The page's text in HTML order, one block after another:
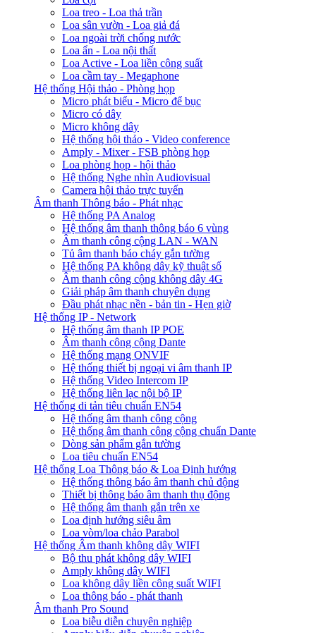
Loa treo - Loa thả trần
Loa sân vườn - Loa giả đá
Loa ngoài trời chống nước
Loa ẩn - Loa nội thất
Loa Active - Loa liền công suất
Loa cầm tay - Megaphone
Hệ thống Hội thảo - Phòng họp
Micro phát biểu - Micro để bục
Micro có dây
Micro không dây
Hệ thống hội thảo - Video conference
Amply - Mixer - FSB phòng họp
Loa phòng họp - hội thảo
Hệ thống Nghe nhìn Audiovisual
Camera hội thảo trực tuyến
Âm thanh Thông báo - Phát nhạc
Hệ thống PA Analog
Hệ thống âm thanh thông báo 6 vùng
Âm thanh công cộng LAN - WAN
Tủ âm thanh báo cháy gắn tường
Hệ thống PA không dây kỹ thuật số
Âm thanh công cộng không dây 4G
Giải pháp âm thanh chuyên dụng
Đầu phát nhạc nền - bản tin - Hẹn giờ
Hệ thống IP - Network
Hệ thống âm thanh IP POE
Âm thanh công cộng Dante
Hệ thống mạng ONVIF
Hệ thống thiết bị ngoại vi âm thanh IP
Hệ thống Video Intercom IP
Hệ thống liên lạc nội bộ IP
Hệ thống di tản tiêu chuẩn EN54
Hệ thống âm thanh công cộng
Hệ thống âm thanh công cộng chuẩn Dante
Dòng sản phẩm gắn tường
Loa tiêu chuẩn EN54
Hệ thống Loa Thông báo & Loa Định hướng
Hệ thống thông báo âm thanh chủ động
Thiết bị thông báo âm thanh thụ động
Hệ thống âm thanh gắn trên xe
Loa định hướng siêu âm
Loa vòm/loa chảo Parabol
Hệ thống Âm thanh không dây WIFI
Bộ thu phát không dây WIFI
Amply không dây WIFI
Loa không dây liền công suất WIFI
Loa thông báo - phát thanh
Âm thanh Pro Sound
Loa biễu diễn chuyên nghiệp